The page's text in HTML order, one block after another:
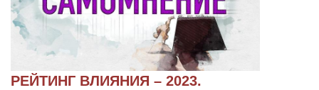
РЕЙТИНГ ВЛИЯНИЯ – 2023.